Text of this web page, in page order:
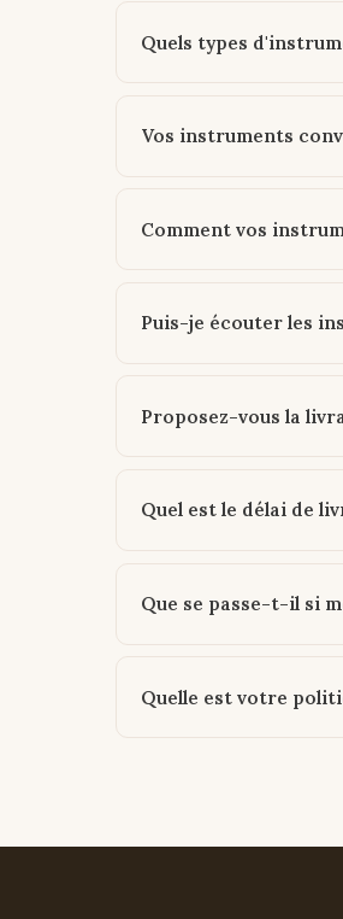
Quels types
Vos instruments
Comment vos
Puis-je écouter les
Proposez-vous la
Quel est le délai de
Que se passe-t-il si
Quelle est votre